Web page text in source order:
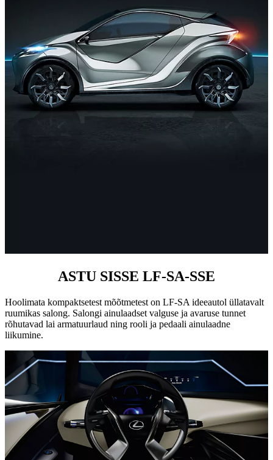
ASTU SISSE LF-SA-SSE
Hoolimata kompaktsetest mõõtmetest on LF-SA ideeautol üllatavalt
ruumikas salong. Salongi ainulaadset valguse ja avaruse tunnet
rõhutavad lai armatuurlaud ning rooli ja pedaali ainulaadne
liikumine.